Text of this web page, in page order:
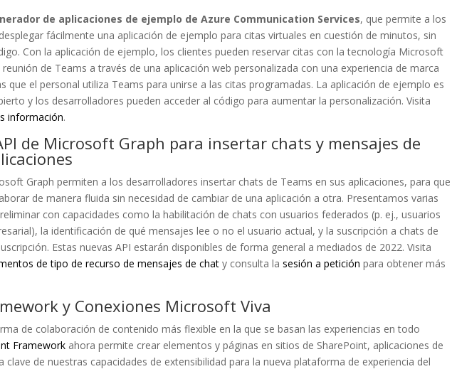
de aplicaciones de ejemplo de Azure Communication Services, que permite a los
fácilmente una aplicación de ejemplo para citas virtuales en cuestión de minutos, sin
Con la aplicación de ejemplo, los clientes pueden reservar citas con la tecnología Microsoft
de Teams a través de una aplicación web personalizada con una experiencia de marca
que el personal utiliza Teams para unirse a las citas programadas. La aplicación de ejemplo es
y los desarrolladores pueden acceder al código para aumentar la personalización. Visita
información.
de Microsoft Graph para insertar chats y mensajes de
Graph permiten a los desarrolladores insertar chats de Teams en sus aplicaciones, para que
de manera fluida sin necesidad de cambiar de una aplicación a otra. Presentamos varias
con capacidades como la habilitación de chats con usuarios federados (p. ej., usuarios
la identificación de qué mensajes lee o no el usuario actual, y la suscripción a chats de
Estas nuevas API estarán disponibles de forma general a mediados de 2022. Visita
de tipo de recurso de mensajes de chat y consulta lasesión a petición para obtener más
y Conexiones Microsoft Viva
de colaboración de contenido más flexible en la que se basan las experiencias en todo
Framework ahora permite crear elementos y páginas en sitios de SharePoint, aplicaciones de
clave de nuestras capacidades de extensibilidad para la nueva plataforma de experiencia del